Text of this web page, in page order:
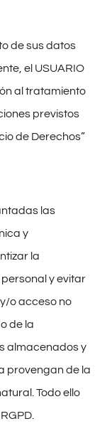
de sus datos
el USUARIO
al tratamiento
previstos
de Derechos”
las
y
la
y evitar
o acceso no
de la
almacenados y
provengan de la
Todo ello